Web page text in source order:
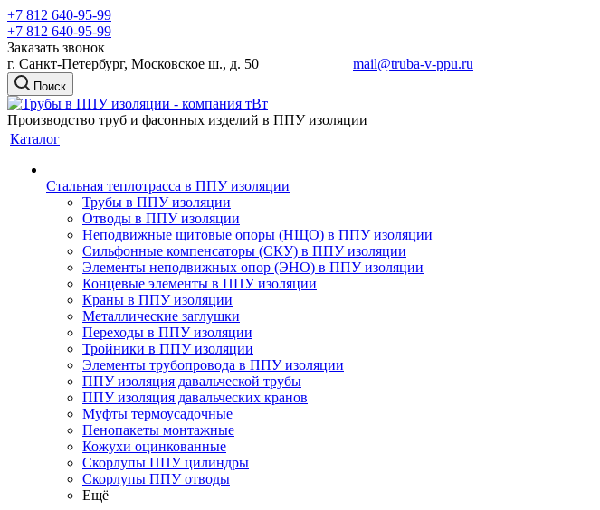
+7 812 640-95-99
+7 812 640-95-99
Заказать звонок
г. Санкт-Петербург, Московское ш., д. 50 mail@truba-v-ppu.ru
Поиск
Производство труб и фасонных изделий в ППУ изоляции
Каталог
Стальная теплотрасса в ППУ изоляции
Трубы в ППУ изоляции
Отводы в ППУ изоляции
Неподвижные щитовые опоры (НЩО) в ППУ изоляции
Cильфонные компенсаторы (СКУ) в ППУ изоляции
Элементы неподвижных опор (ЭНО) в ППУ изоляции
Концевые элементы в ППУ изоляции
Краны в ППУ изоляции
Металлические заглушки
Переходы в ППУ изоляции
Тройники в ППУ изоляции
Элементы трубопровода в ППУ изоляции
ППУ изоляция давальческой трубы
ППУ изоляция давальческих кранов
Муфты термоусадочные
Пенопакеты монтажные
Кожухи оцинкованные
Скорлупы ППУ цилиндры
Скорлупы ППУ отводы
Ещё